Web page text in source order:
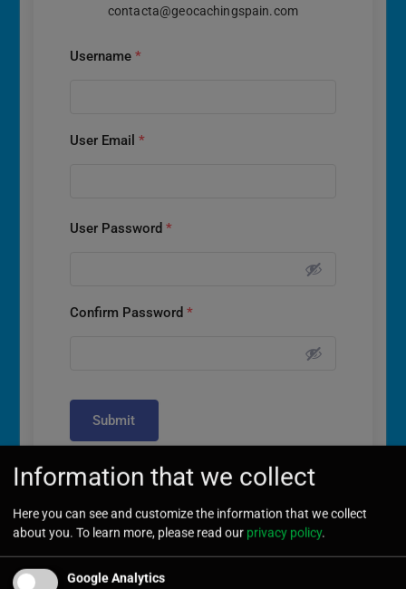
contacta@geocachingspain.com
Username *
User Email *
User Password *
Confirm Password *
Submit
Últimas noticias
Information that we collect
Here you can see and customize the information that we collect
about you. To learn more, please read our privacy policy.
Google Analytics